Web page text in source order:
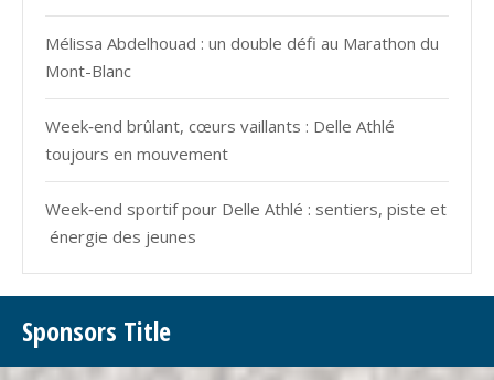
Mélissa Abdelhouad : un double défi au Marathon du
Mont-Blanc
Week‑end brûlant, cœurs vaillants : Delle Athlé
toujours en mouvement
Week‑end sportif pour Delle Athlé : sentiers, piste et
énergie des jeunes
Sponsors Title